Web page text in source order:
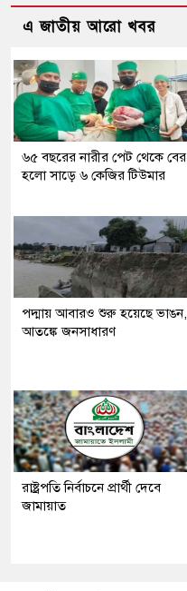
এ জাতীয় আরো খবর
৬৫ বছরের নারীর পেট থেকে বের
হলো সাড়ে ৬ কেজির টিউমার
পদ্মায় আবারও শুরু হয়েছে ভাঙন,
আতঙ্কে জনসাধারণ
রাষ্ট্রপতি নির্বাচনে প্রার্থী দেবে
জামায়াত